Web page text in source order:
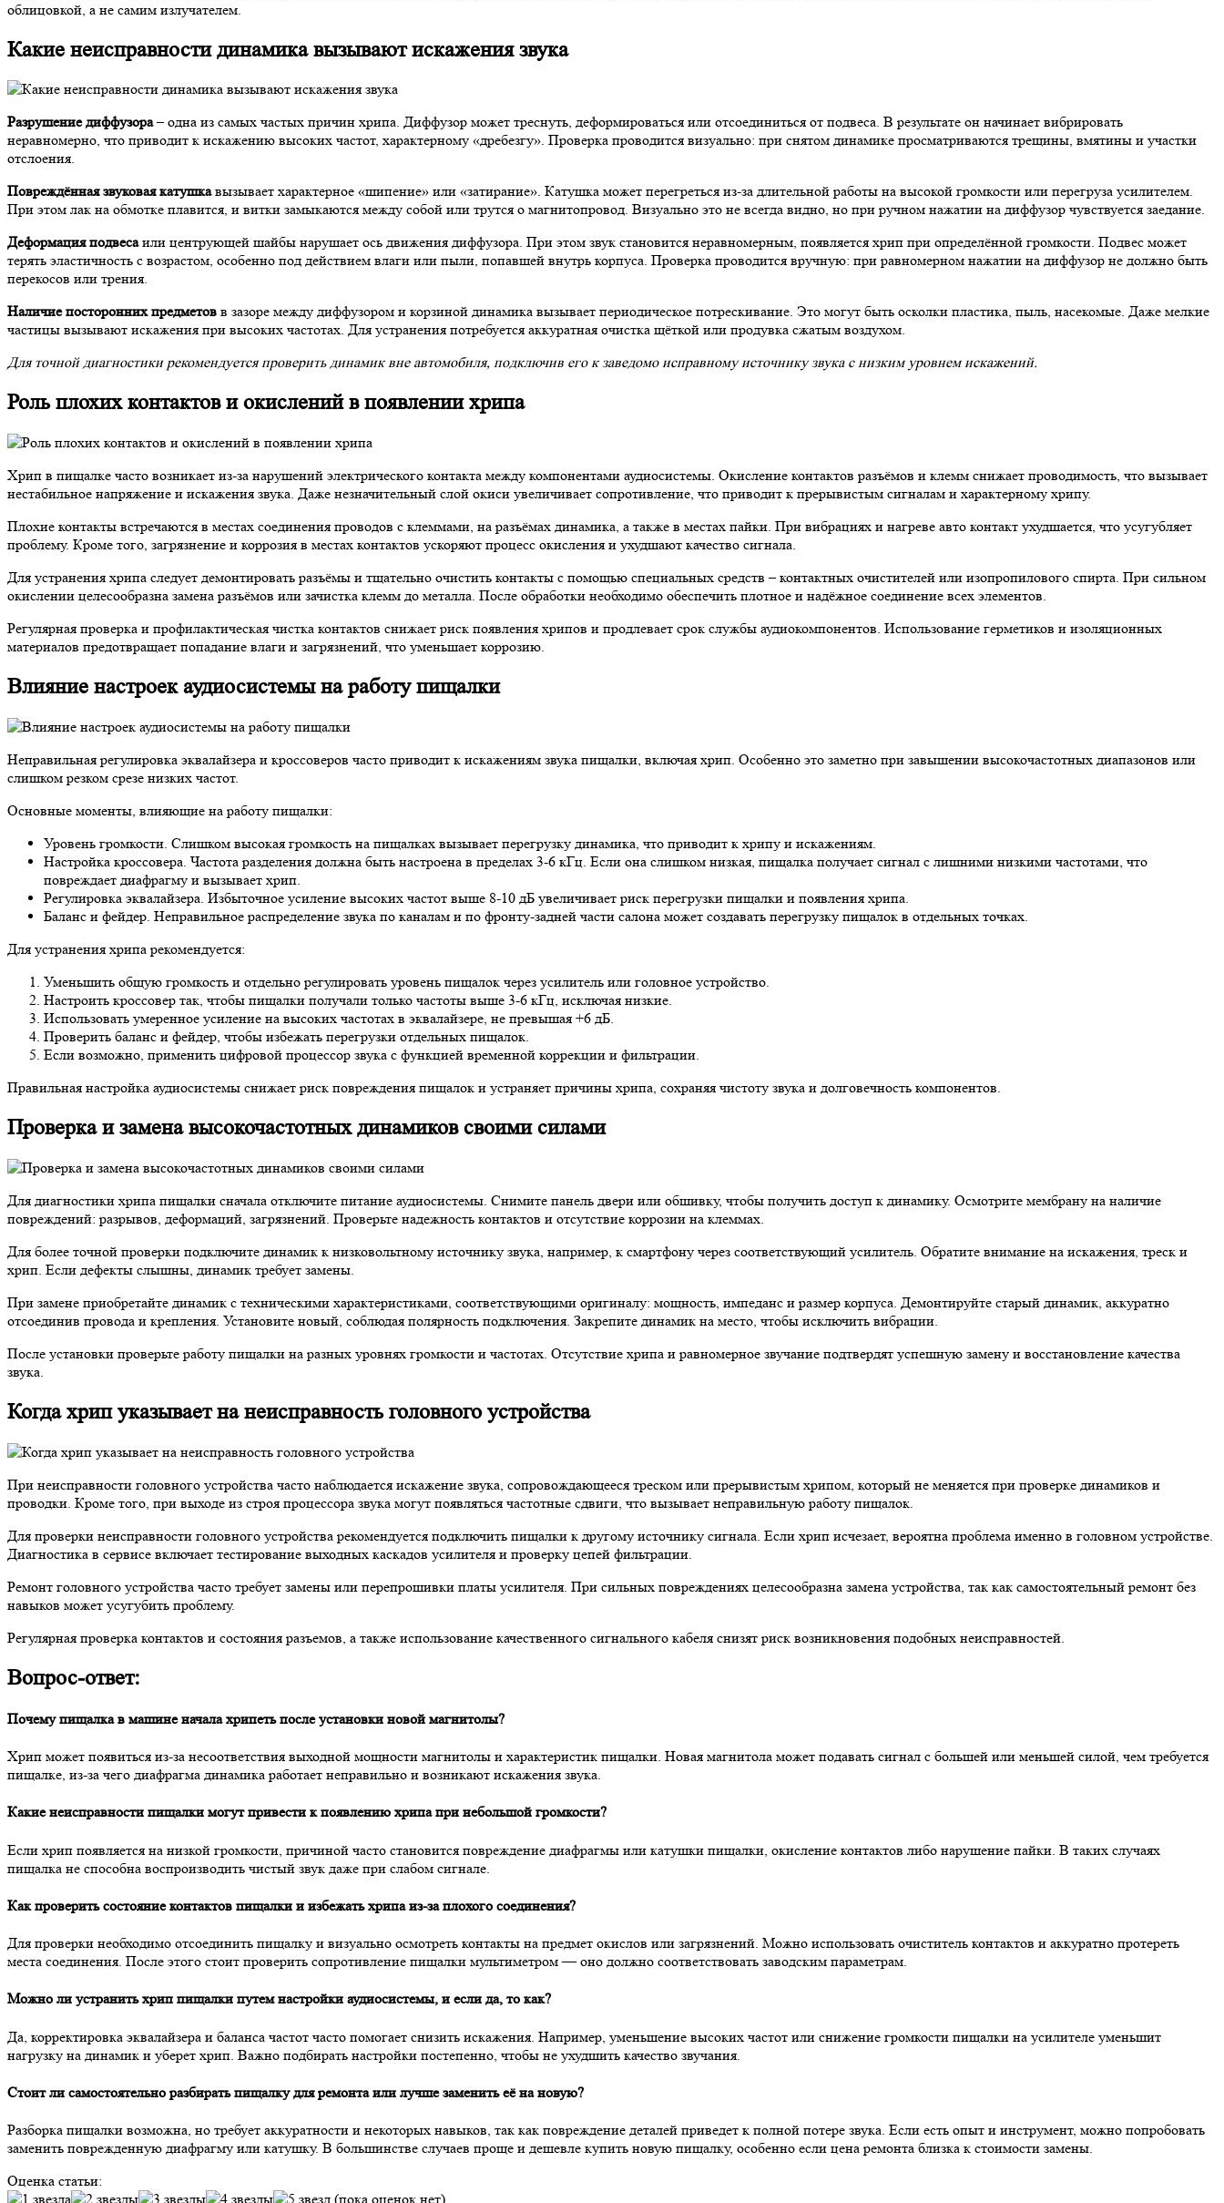
облицовкой, а не самим излучателем.
Какие неисправности динамика вызывают искажения звука
Разрушение диффузора– одна из самых частых причин хрипа. Диффузор может треснуть, деформироваться или отсоединиться от подвеса. В результате он начинает вибрировать
неравномерно, что приводит к искажению высоких частот, характерному «дребезгу». Проверка проводится визуально: при снятом динамике просматриваются трещины, вмятины и участки
отслоения.
Повреждённая звуковая катушкавызывает характерное «шипение» или «затирание». Катушка может перегреться из-за длительной работы на высокой громкости или перегруза усилителем.
При этом лак на обмотке плавится, и витки замыкаются между собой или трутся о магнитопровод. Визуально это не всегда видно, но при ручном нажатии на диффузор чувствуется заедание.
Деформация подвесаили центрующей шайбы нарушает ось движения диффузора. При этом звук становится неравномерным, появляется хрип при определённой громкости. Подвес может
терять эластичность с возрастом, особенно под действием влаги или пыли, попавшей внутрь корпуса. Проверка проводится вручную: при равномерном нажатии на диффузор не должно быть
перекосов или трения.
Наличие посторонних предметов в зазоре между диффузором и корзиной динамика вызывает периодическое потрескивание. Это могут быть осколки пластика, пыль, насекомые. Даже мелкие
частицы вызывают искажения при высоких частотах. Для устранения потребуется аккуратная очистка щёткой или продувка сжатым воздухом.
Для точной диагностики рекомендуется проверить динамик вне автомобиля, подключив его к заведомо исправному источнику звука с низким уровнем искажений.
Роль плохих контактов и окислений в появлении хрипа
Хрип в пищалке часто возникает из-за нарушений электрического контакта между компонентами аудиосистемы. Окисление контактов разъёмов и клемм снижает проводимость, что вызывает
нестабильное напряжение и искажения звука. Даже незначительный слой окиси увеличивает сопротивление, что приводит к прерывистым сигналам и характерному хрипу.
Плохие контакты встречаются в местах соединения проводов с клеммами, на разъёмах динамика, а также в местах пайки. При вибрациях и нагреве авто контакт ухудшается, что усугубляет
проблему. Кроме того, загрязнение и коррозия в местах контактов ускоряют процесс окисления и ухудшают качество сигнала.
Для устранения хрипа следует демонтировать разъёмы и тщательно очистить контакты с помощью специальных средств – контактных очистителей или изопропилового спирта. При сильном
окислении целесообразна замена разъёмов или зачистка клемм до металла. После обработки необходимо обеспечить плотное и надёжное соединение всех элементов.
Регулярная проверка и профилактическая чистка контактов снижает риск появления хрипов и продлевает срок службы аудиокомпонентов. Использование герметиков и изоляционных
материалов предотвращает попадание влаги и загрязнений, что уменьшает коррозию.
Влияние настроек аудиосистемы на работу пищалки
Неправильная регулировка эквалайзера и кроссоверов часто приводит к искажениям звука пищалки, включая хрип. Особенно это заметно при завышении высокочастотных диапазонов или
слишком резком срезе низких частот.
Основные моменты, влияющие на работу пищалки:
Уровень громкости. Слишком высокая громкость на пищалках вызывает перегрузку динамика, что приводит к хрипу и искажениям.
Настройка кроссовера. Частота разделения должна быть настроена в пределах 3-6 кГц. Если она слишком низкая, пищалка получает сигнал с лишними низкими частотами, что
повреждает диафрагму и вызывает хрип.
Регулировка эквалайзера. Избыточное усиление высоких частот выше 8-10 дБ увеличивает риск перегрузки пищалки и появления хрипа.
Баланс и фейдер. Неправильное распределение звука по каналам и по фронту-задней части салона может создавать перегрузку пищалок в отдельных точках.
Для устранения хрипа рекомендуется:
Уменьшить общую громкость и отдельно регулировать уровень пищалок через усилитель или головное устройство.
Настроить кроссовер так, чтобы пищалки получали только частоты выше 3-6 кГц, исключая низкие.
Использовать умеренное усиление на высоких частотах в эквалайзере, не превышая +6 дБ.
Проверить баланс и фейдер, чтобы избежать перегрузки отдельных пищалок.
Если возможно, применить цифровой процессор звука с функцией временной коррекции и фильтрации.
Правильная настройка аудиосистемы снижает риск повреждения пищалок и устраняет причины хрипа, сохраняя чистоту звука и долговечность компонентов.
Проверка и замена высокочастотных динамиков своими силами
Для диагностики хрипа пищалки сначала отключите питание аудиосистемы. Снимите панель двери или обшивку, чтобы получить доступ к динамику. Осмотрите мембрану на наличие
повреждений: разрывов, деформаций, загрязнений. Проверьте надежность контактов и отсутствие коррозии на клеммах.
Для более точной проверки подключите динамик к низковольтному источнику звука, например, к смартфону через соответствующий усилитель. Обратите внимание на искажения, треск и
хрип. Если дефекты слышны, динамик требует замены.
При замене приобретайте динамик с техническими характеристиками, соответствующими оригиналу: мощность, импеданс и размер корпуса. Демонтируйте старый динамик, аккуратно
отсоединив провода и крепления. Установите новый, соблюдая полярность подключения. Закрепите динамик на место, чтобы исключить вибрации.
После установки проверьте работу пищалки на разных уровнях громкости и частотах. Отсутствие хрипа и равномерное звучание подтвердят успешную замену и восстановление качества
звука.
Когда хрип указывает на неисправность головного устройства
При неисправности головного устройства часто наблюдается искажение звука, сопровождающееся треском или прерывистым хрипом, который не меняется при проверке динамиков и
проводки. Кроме того, при выходе из строя процессора звука могут появляться частотные сдвиги, что вызывает неправильную работу пищалок.
Для проверки неисправности головного устройства рекомендуется подключить пищалки к другому источнику сигнала. Если хрип исчезает, вероятна проблема именно в головном устройстве.
Диагностика в сервисе включает тестирование выходных каскадов усилителя и проверку цепей фильтрации.
Ремонт головного устройства часто требует замены или перепрошивки платы усилителя. При сильных повреждениях целесообразна замена устройства, так как самостоятельный ремонт без
навыков может усугубить проблему.
Регулярная проверка контактов и состояния разъемов, а также использование качественного сигнального кабеля снизят риск возникновения подобных неисправностей.
Вопрос-ответ:
Почему пищалка в машине начала хрипеть после установки новой магнитолы?
Хрип может появиться из-за несоответствия выходной мощности магнитолы и характеристик пищалки. Новая магнитола может подавать сигнал с большей или меньшей силой, чем требуется
пищалке, из-за чего диафрагма динамика работает неправильно и возникают искажения звука.
Какие неисправности пищалки могут привести к появлению хрипа при небольшой громкости?
Если хрип появляется на низкой громкости, причиной часто становится повреждение диафрагмы или катушки пищалки, окисление контактов либо нарушение пайки. В таких случаях
пищалка не способна воспроизводить чистый звук даже при слабом сигнале.
Как проверить состояние контактов пищалки и избежать хрипа из-за плохого соединения?
Для проверки необходимо отсоединить пищалку и визуально осмотреть контакты на предмет окислов или загрязнений. Можно использовать очиститель контактов и аккуратно протереть
места соединения. После этого стоит проверить сопротивление пищалки мультиметром — оно должно соответствовать заводским параметрам.
Можно ли устранить хрип пищалки путем настройки аудиосистемы, и если да, то как?
Да, корректировка эквалайзера и баланса частот часто помогает снизить искажения. Например, уменьшение высоких частот или снижение громкости пищалки на усилителе уменьшит
нагрузку на динамик и уберет хрип. Важно подбирать настройки постепенно, чтобы не ухудшить качество звучания.
Стоит ли самостоятельно разбирать пищалку для ремонта или лучше заменить её на новую?
Разборка пищалки возможна, но требует аккуратности и некоторых навыков, так как повреждение деталей приведет к полной потере звука. Если есть опыт и инструмент, можно попробовать
заменить поврежденную диафрагму или катушку. В большинстве случаев проще и дешевле купить новую пищалку, особенно если цена ремонта близка к стоимости замены.
Оценка статьи:
(пока оценок нет)